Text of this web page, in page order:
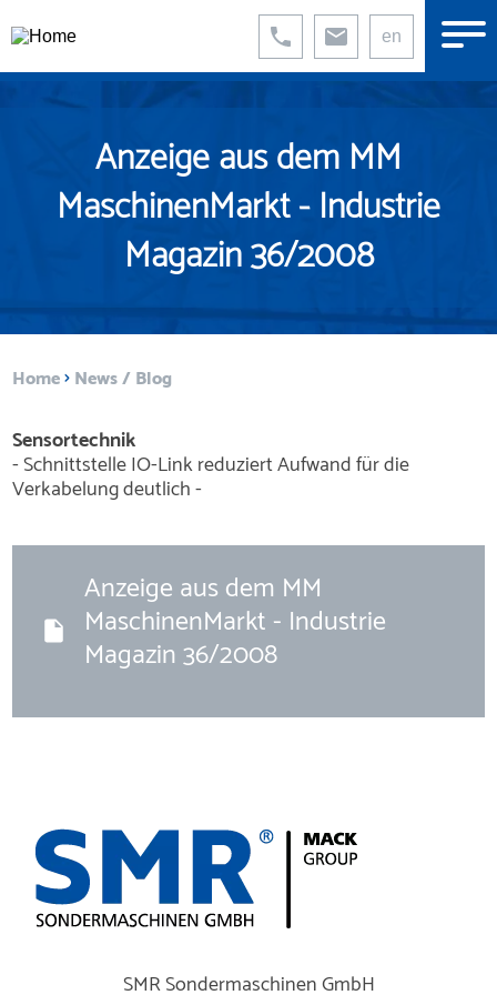
zum
Inhalt
en
Anzeige aus dem MM
MaschinenMarkt - Industrie
Magazin 36/2008
Pfadnavigation
Home News / Blog
Sensortechnik
- Schnittstelle IO-Link reduziert Aufwand für die
Verkabelung deutlich -
Anzeige aus dem MM
MaschinenMarkt - Industrie
Magazin 36/2008
SondermaschinenSMR Sondermaschinen GmbH